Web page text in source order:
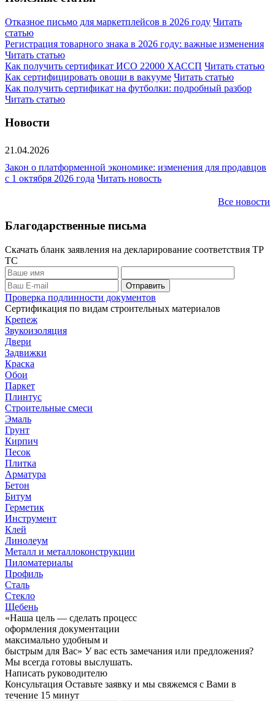
Отказное письмо для маркетплейсов в 2026 году Читать
статью
Регистрация товарного знака в 2026 году: важные изменения
Читать статью
Как получить сертификат ИСО 22000 ХАССП Читать статью
Как сертифицировать овощи в вакууме Читать статью
Как получить сертификат на футболки: подробный разбор
Читать статью
Новости
21.04.2026
Закон о платформенной экономике: изменения для продавцов
с 1 октября 2026 года Читать новость
Все новости
Благодарственные письма
Скачать бланк заявления на декларирование соответствия ТР
ТС
Проверка подлинности документов
Сертификация по видам строительных материалов
Крепеж
Звукоизоляция
Двери
Задвижки
Краска
Обои
Паркет
Плинтус
Строительные смеси
Эмаль
Грунт
Кирпич
Песок
Плитка
Арматура
Бетон
Битум
Герметик
Инструмент
Клей
Линолеум
Металл и металлоконструкции
Пиломатериалы
Профиль
Сталь
Стекло
Щебень
«Наша цель — сделать процесс
оформления документации
максимально удобным и
быстрым для Вас» У вас есть замечания или предложения?
Мы всегда готовы выслушать.
Написать руководителю
Консультация Оставьте заявку и мы свяжемся с Вами в
течение 15 минут